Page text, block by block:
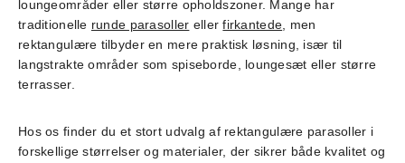
loungeområder eller større opholdszoner. Mange har
traditionelle runde parasoller ellerfirkantede , men
rektangulære tilbyder en mere praktisk løsning, især til
langstrakte områder som spiseborde, loungesæt eller større
terrasser.
Hos os finder du et stort udvalg af rektangulære parasoller i
forskellige størrelser og materialer, der sikrer både kvalitet og